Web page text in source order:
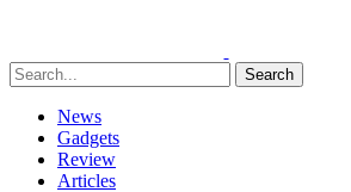
Search
News
Gadgets
Review
Articles